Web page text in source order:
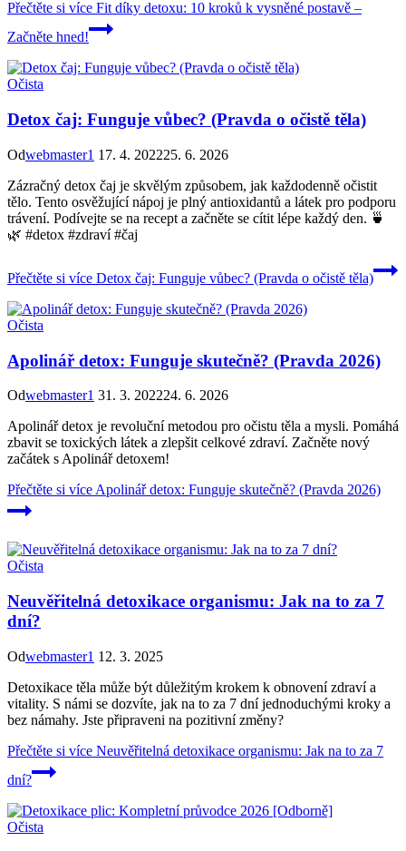
Přečtěte si více Fit díky detoxu: 10 kroků k vysněné postavě –
Začněte hned!
Očista
Detox čaj: Funguje vůbec? (Pravda o očistě těla)
Odwebmaster1 17. 4. 202225. 6. 2026
Zázračný detox čaj je skvělým způsobem, jak každodenně očistit
tělo. Tento osvěžující nápoj je plný antioxidantů a látek pro podporu
trávení. Podívejte se na recept a začněte se cítit lépe každý den. 🍵
🌿 #detox #zdraví #čaj
Přečtěte si více Detox čaj: Funguje vůbec? (Pravda o očistě těla)
Očista
Apolinář detox: Funguje skutečně? (Pravda 2026)
Odwebmaster1 31. 3. 202224. 6. 2026
Apolinář detox je revoluční metodou pro očistu těla a mysli. Pomáhá
zbavit se toxických látek a zlepšit celkové zdraví. Začněte nový
začátek s Apolinář detoxem!
Přečtěte si více Apolinář detox: Funguje skutečně? (Pravda 2026)
Očista
Neuvěřitelná detoxikace organismu: Jak na to za 7
dní?
Odwebmaster1 12. 3. 2025
Detoxikace těla může být důležitým krokem k obnovení zdraví a
vitality. S námi se dozvíte, jak na to za 7 dní jednoduchými kroky a
bez námahy. Jste připraveni na pozitivní změny?
Přečtěte si více Neuvěřitelná detoxikace organismu: Jak na to za 7
dní?
Očista